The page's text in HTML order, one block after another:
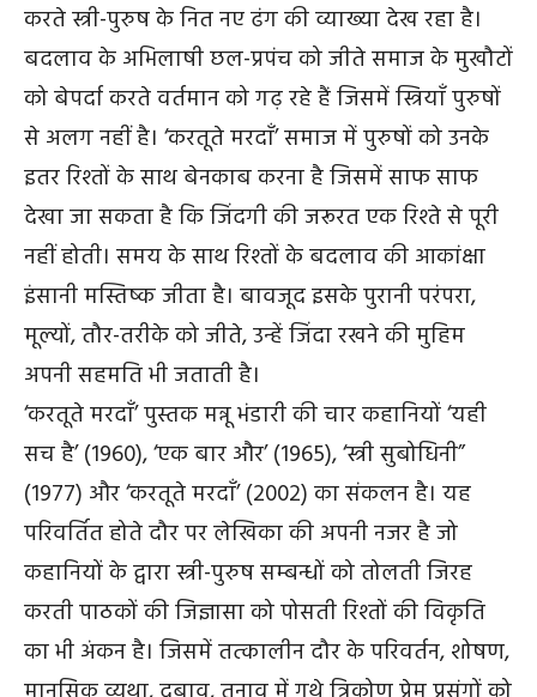
करते स्त्री-पुरुष के नित नए ढंग की व्याख्या देख रहा है।
बदलाव के अभिलाषी छल-प्रपंच को जीते समाज के मुखौटों
को बेपर्दा करते वर्तमान को गढ़ रहे हैं जिसमें स्त्रियाँ पुरुषों
से अलग नहीं है। ‘करतूते मरदाँ’ समाज में पुरुषों को उनके
इतर रिश्तों के साथ बेनकाब करना है जिसमें साफ साफ
देखा जा सकता है कि जिंदगी की जरूरत एक रिश्ते से पूरी
नहीं होती। समय के साथ रिश्तों के बदलाव की आकांक्षा
इंसानी मस्तिष्क जीता है। बावजूद इसके पुरानी परंपरा,
मूल्यों, तौर-तरीके को जीते, उन्हें जिंदा रखने की मुहिम
अपनी सहमति भी जताती है।
‘करतूते मरदाँ’ पुस्तक मन्नू भंडारी की चार कहानियों ‘यही
सच है’ (1960), ‘एक बार और’ (1965), ‘स्त्री सुबोधिनी”
(1977) और ‘करतूते मरदाँ’ (2002) का संकलन है। यह
परिवर्तित होते दौर पर लेखिका की अपनी नजर है जो
कहानियों के द्वारा स्त्री-पुरुष सम्बन्धों को तोलती जिरह
करती पाठकों की जिज्ञासा को पोसती रिश्तों की विकृति
का भी अंकन है। जिसमें तत्कालीन दौर के परिवर्तन, शोषण,